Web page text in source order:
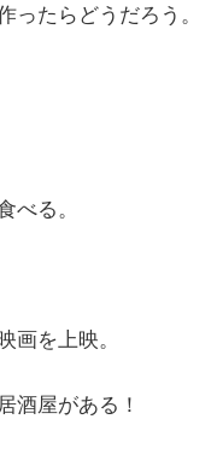
ったらどうだろう。
べる。
画を上映。
酒屋がある！